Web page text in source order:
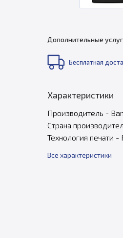
Дополнительные
Бесплатная
Характеристики
Производитель -
Страна
Технология печати -
Все характеристики